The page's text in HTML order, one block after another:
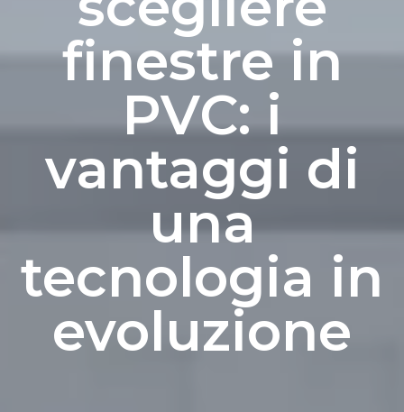
finestre in
PVC: i
vantaggi di
una
tecnologia in
evoluzione